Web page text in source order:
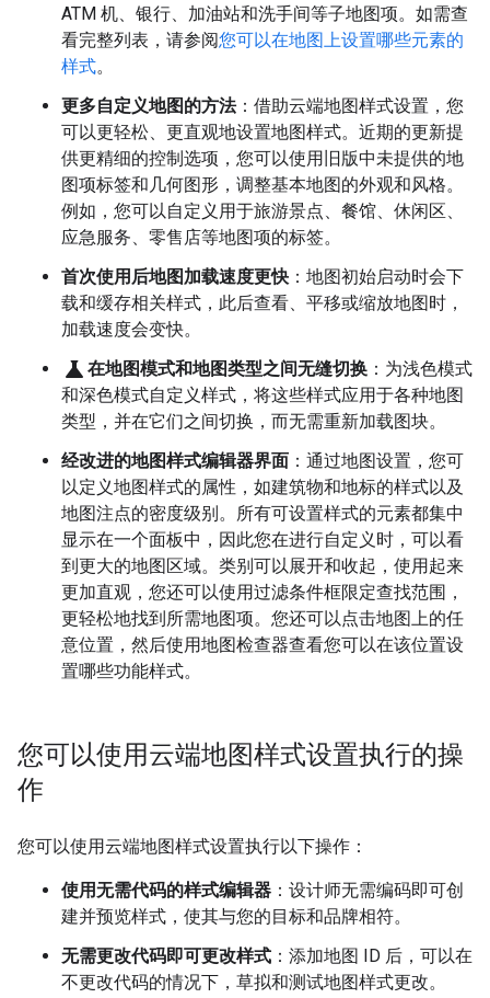
ATM 机、银行、加油站和洗手间等子地图项。如需查
看完整列表，请参阅您可以在地图上设置哪些元素的
样式。
更多自定义地图的方法：借助云端地图样式设置，您
可以更轻松、更直观地设置地图样式。近期的更新提
供更精细的控制选项，您可以使用旧版中未提供的地
图项标签和几何图形，调整基本地图的外观和风格。
例如，您可以自定义用于旅游景点、餐馆、休闲区、
应急服务、零售店等地图项的标签。
首次使用后地图加载速度更快 ：地图初始启动时会下
载和缓存相关样式，此后查看、平移或缩放地图时，
加载速度会变快。
science 在地图模式和地图类型之间无缝切换 ：为浅色模式
和深色模式自定义样式，将这些样式应用于各种地图
类型，并在它们之间切换，而无需重新加载图块。
经改进的地图样式编辑器界面 ：通过地图设置，您可
以定义地图样式的属性，如建筑物和地标的样式以及
地图注点的密度级别。所有可设置样式的元素都集中
显示在一个面板中，因此您在进行自定义时，可以看
到更大的地图区域。类别可以展开和收起，使用起来
更加直观，您还可以使用过滤条件框限定查找范围，
更轻松地找到所需地图项。您还可以点击地图上的任
意位置，然后使用地图检查器查看您可以在该位置设
置哪些功能样式。
您可以使用云端地图样式设置执行的操
作
您可以使用云端地图样式设置执行以下操作：
使用无需代码的样式编辑器 ：设计师无需编码即可创
建并预览样式，使其与您的目标和品牌相符。
无需更改代码即可更改样式 ：添加地图 ID 后，可以在
不更改代码的情况下，草拟和测试地图样式更改。